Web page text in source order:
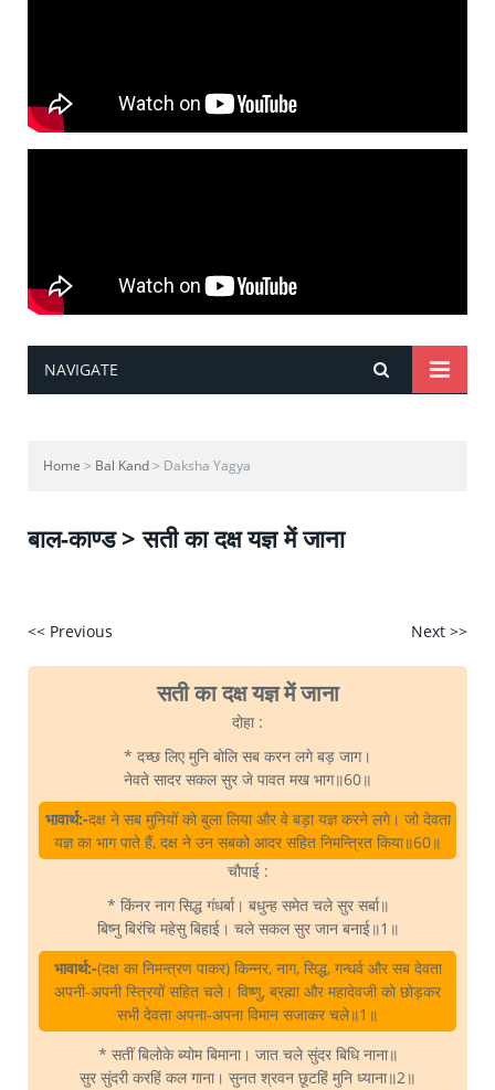
NAVIGATE
Home > Bal Kand> Daksha Yagya
बाल-काण्ड > सती का दक्ष यज्ञ में जाना
<< Previous Next >>
सती का दक्ष यज्ञ में जाना
दोहा :
* दच्छ लिए मुनि बोलि सब करन लगे बड़ जाग।
नेवते सादर सकल सुर जे पावत मख भाग॥60॥
भावार्थ:-दक्ष ने सब मुनियों को बुला लिया और वे बड़ा यज्ञ करने लगे। जो देवता
यज्ञ का भाग पाते हैं, दक्ष ने उन सबको आदर सहित निमन्त्रित किया॥60॥
चौपाई :
* किंनर नाग सिद्ध गंधर्बा। बधुन्ह समेत चले सुर सर्बा॥
बिष्नु बिरंचि महेसु बिहाई। चले सकल सुर जान बनाई॥1॥
भावार्थ:-(दक्ष का निमन्त्रण पाकर) किन्नर, नाग, सिद्ध, गन्धर्व और सब देवता
अपनी-अपनी स्त्रियों सहित चले। विष्णु, ब्रह्मा और महादेवजी को छोड़कर
सभी देवता अपना-अपना विमान सजाकर चले॥1॥
* सतीं बिलोके ब्योम बिमाना। जात चले सुंदर बिधि नाना॥
सुर सुंदरी करहिं कल गाना। सुनत श्रवन छूटहिं मुनि ध्याना॥2॥